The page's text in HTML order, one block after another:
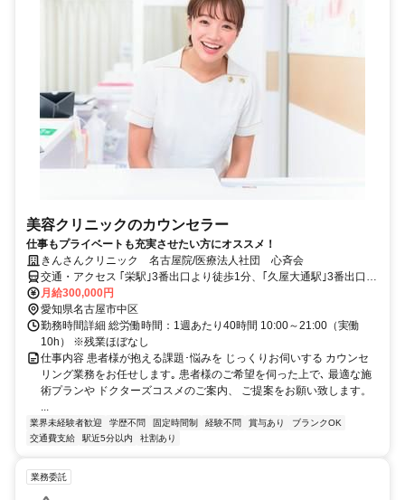
美容クリニックのカウンセラー
仕事もプライベートも充実させたい方にオススメ！
きんさんクリニック 名古屋院/医療法人社団 心斉会
交通・アクセス ｢栄駅｣3番出口より徒歩1分、｢久屋大通駅｣3番出口よ
り徒歩4分、地下街｢セントラルパーク｣10A出口すぐ
月給300,000円
愛知県名古屋市中区
勤務時間詳細 総労働時間：1週あたり40時間 10:00～21:00（実働
10h） ※残業ほぼなし
仕事内容 患者様が抱える課題･悩みを じっくりお伺いする カウンセ
リング業務をお任せします｡ 患者様のご希望を伺った上で､ 最適な施
術プランや ドクターズコスメのご案内、 ご提案をお願い致します。
...
業界未経験者歓迎 学歴不問 固定時間制 経験不問 賞与あり
ブランクOK
交通費支給
駅近5分以内 社割あり
業務委託